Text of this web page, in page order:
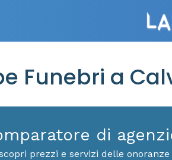
Funebri a
di
prezzi e servizi delle